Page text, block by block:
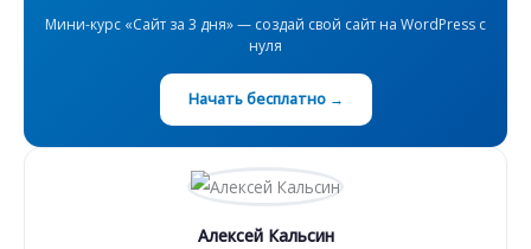
Мини-курс «Сайт за 3 дня» — создай свой сайт на WordPress с
нуля
Начать бесплатно →
Алексей Кальсин